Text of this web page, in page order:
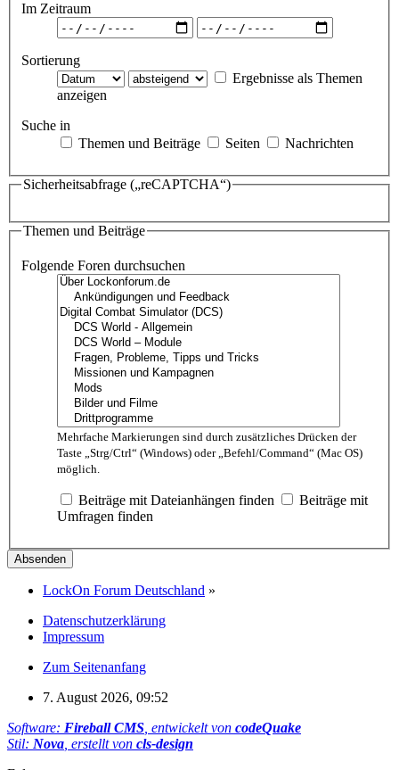
Im Zeitraum
Sortierung
Ergebnisse als Themen
anzeigen
Suche in
Themen und Beiträge
Seiten Nachrichten
Sicherheitsabfrage („reCAPTCHA“)
Themen und Beiträge
Folgende Foren durchsuchen
Mehrfache Markierungen sind durch zusätzliches Drücken der
Taste „Strg/Ctrl“ (Windows) oder „Befehl/Command“ (Mac OS)
möglich.
Beiträge mit Dateianhängen finden
Beiträge mit
Umfragen finden
LockOn Forum Deutschland »
Datenschutzerklärung
Impressum
Zum Seitenanfang
7. August 2026, 09:52
Software: Fireball CMS, entwickelt von codeQuake
Stil: Nova, erstellt von cls-design